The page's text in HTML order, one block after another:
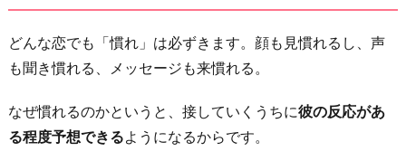
どんな恋でも「慣れ」は必ずきます。顔も見慣れるし、声
も聞き慣れる、メッセージも来慣れる。
なぜ慣れるのかというと、接していくうちに彼の反応があ
る程度予想できるようになるからです。